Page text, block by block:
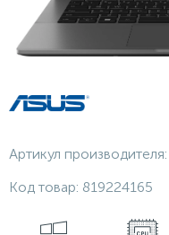
Артикул производителя:
Код товар: 819224165